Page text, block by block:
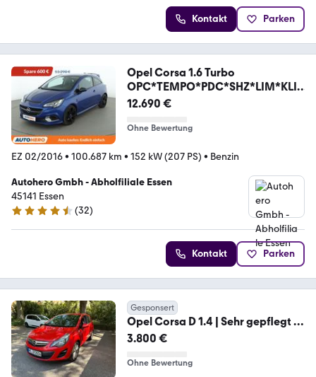
Kontakt Parken
Opel Corsa 1.6 Turbo
OPC*TEMPO*PDC*SHZ*LIM*KLI
MA*
12.690 €
Ohne Bewertung
EZ 02/2016• 100.687 km • 152 kW (207 PS) • Benzin
Autohero Gmbh - Abholfiliale Essen
45141 Essen
4.7 Sterne
(32)
Kontakt Parken
Gesponsert
Opel Corsa D 1.4 | Sehr gepflegt |
Viele Neuteil
3.800 €
Ohne Bewertung